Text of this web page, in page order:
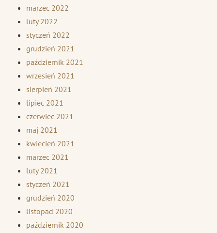
marzec 2022
luty 2022
styczeń 2022
grudzień 2021
październik 2021
wrzesień 2021
sierpień 2021
lipiec 2021
czerwiec 2021
maj 2021
kwiecień 2021
marzec 2021
luty 2021
styczeń 2021
grudzień 2020
listopad 2020
październik 2020